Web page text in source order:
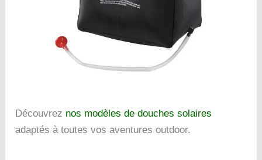
Découvrez nos modèles de douches solaires
adaptés à toutes vos aventures outdoor.